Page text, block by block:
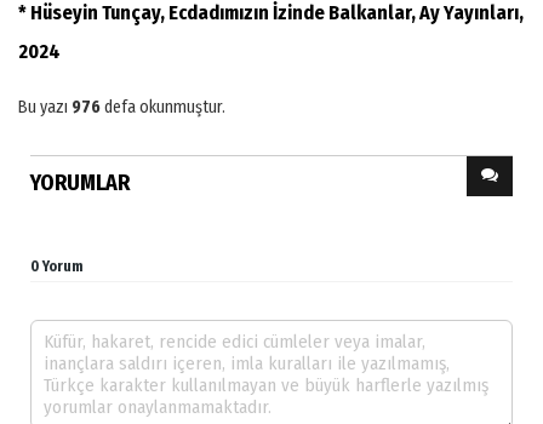
* Hüseyin Tunçay, Ecdadımızın İzinde Balkanlar, Ay Yayınları,
2024
Bu yazı 976defa okunmuştur.
YORUMLAR
0 Yorum